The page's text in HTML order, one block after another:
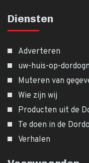
Diensten
Adverteren
uw-huis-op-
Muteren van
Wie zijn wij
Producten uit de
Te doen in de
Verhalen